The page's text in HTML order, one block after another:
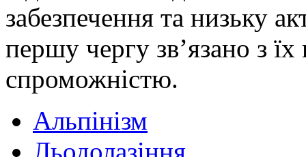
забезпечення та низьку
першу чергу зв’язано з
спроможністю.
Альпінізм
Льодолазіння